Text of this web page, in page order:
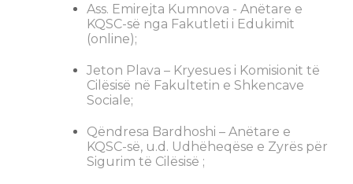
Ass. Emirejta Kumnova - Anëtare e
KQSC-së nga Fakutleti i Edukimit
(online);
Jeton Plava – Kryesues i Komisionit të
Cilësisë në Fakultetin e Shkencave
Sociale;
Qëndresa Bardhoshi – Anëtare e
KQSC-së, u.d. Udhëheqëse e Zyrës për
Sigurim të Cilësisë ;